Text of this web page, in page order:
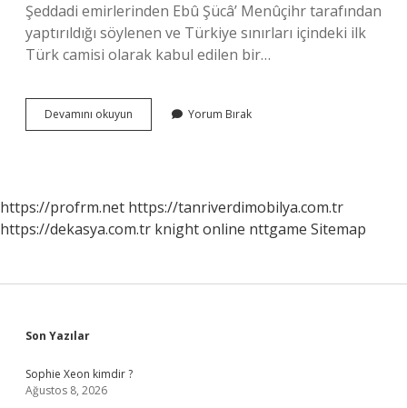
Şeddadi emirlerinden Ebû Şücâ’ Menûçihr tarafından
yaptırıldığı söylenen ve Türkiye sınırları içindeki ilk
Türk camisi olarak kabul edilen bir…
Devamını okuyun
Yapılan
Yorum Bırak
https://profrm.net https://tanriverdimobilya.com.tr
https://dekasya.com.tr knight online nttgame Sitemap
Sidebar
Son Yazılar
Sophie Xeon kimdir ?
Ağustos 8, 2026